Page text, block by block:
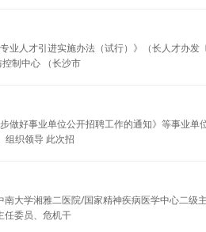
人才引进实施办法（试行）》（长人才办
制中心 （长沙市
好事业单位公开招聘工作的通知》等事业单
组织领导 此次招
大学湘雅二医院/国家精神疾病医学中心二级
任委员、危机干